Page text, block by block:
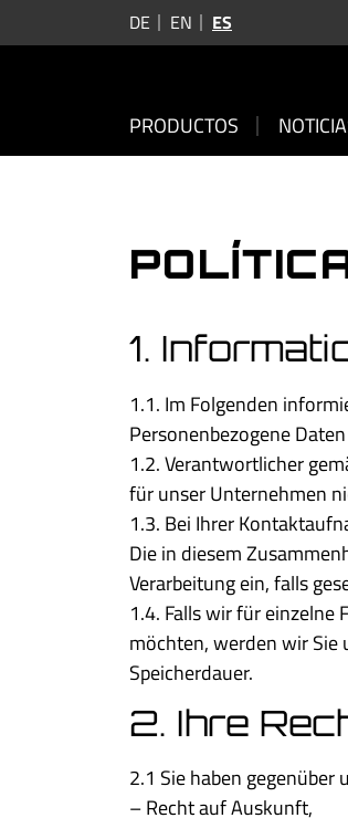
DE EN ES
PRODUCTOS
1.
1.1. Im Folgenden
Personenbezogene
1.2. Verantwortlicher
für unser Unternehmen
1.3. Bei Ihrer
Die in diesem
Verarbeitung ein, falls
1.4. Falls wir für
möchten, werden wir Sie
Speicherdauer.
2. Ihre
2.1 Sie haben
– Recht auf Auskunft,